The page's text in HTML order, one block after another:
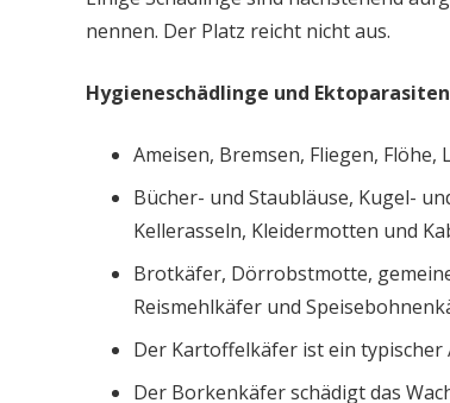
nennen. Der Platz reicht nicht aus.
Hygieneschädlinge und Ektoparasiten
Ameisen, Bremsen, Fliegen,
Bücher- und Staubläuse, Kugel-
Kellerasseln, Kleidermotten und
Brotkäfer, Dörrobstmotte,
Reismehlkäfer und
Der Kartoffelkäfer ist ein typischer
Der Borkenkäfer schädigt das